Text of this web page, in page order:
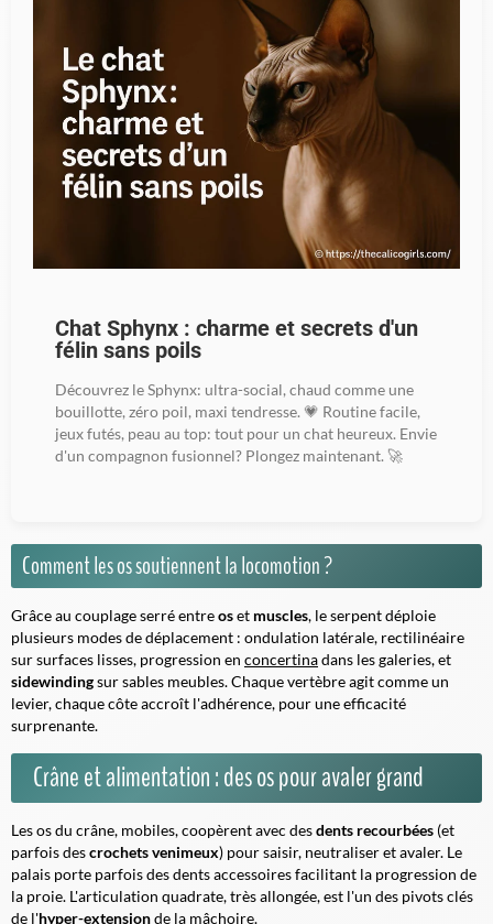
Chat Sphynx : charme et secrets d'un
félin sans poils
Découvrez le Sphynx: ultra-social, chaud comme une
bouillotte, zéro poil, maxi tendresse. 💗 Routine facile,
jeux futés, peau au top: tout pour un chat heureux. Envie
d'un compagnon fusionnel? Plongez maintenant. 🚀
Comment les os soutiennent la locomotion ?
Grâce au couplage serré entreoset muscles, le serpent déploie
plusieurs modes de déplacement : ondulation latérale, rectilinéaire
sur surfaces lisses, progression en concertinadans les galeries, et
sidewindingsur sables meubles. Chaque vertèbre agit comme un
levier, chaque côte accroît l'adhérence, pour une efficacité
surprenante.
Crâne et alimentation : des os pour avaler grand
Les os du crâne, mobiles, coopèrent avec desdents recourbées (et
parfois descrochets venimeux) pour saisir, neutraliser et avaler. Le
palais porte parfois des dents accessoires facilitant la progression de
la proie. L'articulation quadrate, très allongée, est l'un des pivots clés
de l'hyper-extensionde la mâchoire.